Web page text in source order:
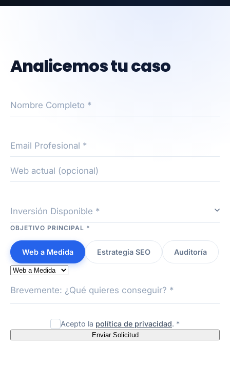
Analicemos tu caso
Nombre Completo *
Email Profesional *
Web actual (opcional)
Inversión Disponible *
OBJETIVO PRINCIPAL *
Web a Medida Estrategia SEO Auditoría
Brevemente: ¿Qué quieres conseguir? *
Acepto la política de privacidad. *
Enviar Solicitud